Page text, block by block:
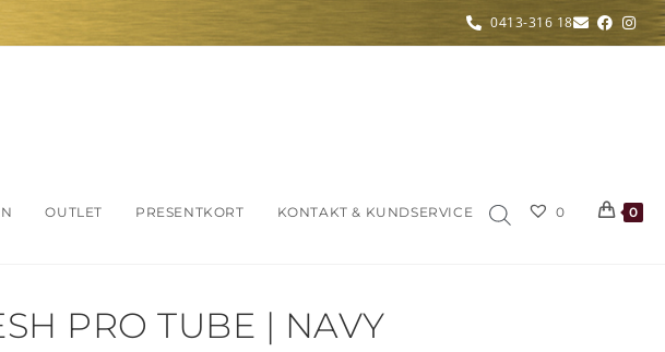
0413-316 18
OUTLET PRESENTKORT KONTAKT & KUNDSERVICE 0 0
PRO TUBE | NAVY